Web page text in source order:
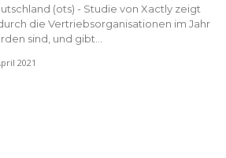
(ots) - Studie von Xactly zeigt
die Vertriebsorganisationen im Jahr
sind, und gibt...
2021